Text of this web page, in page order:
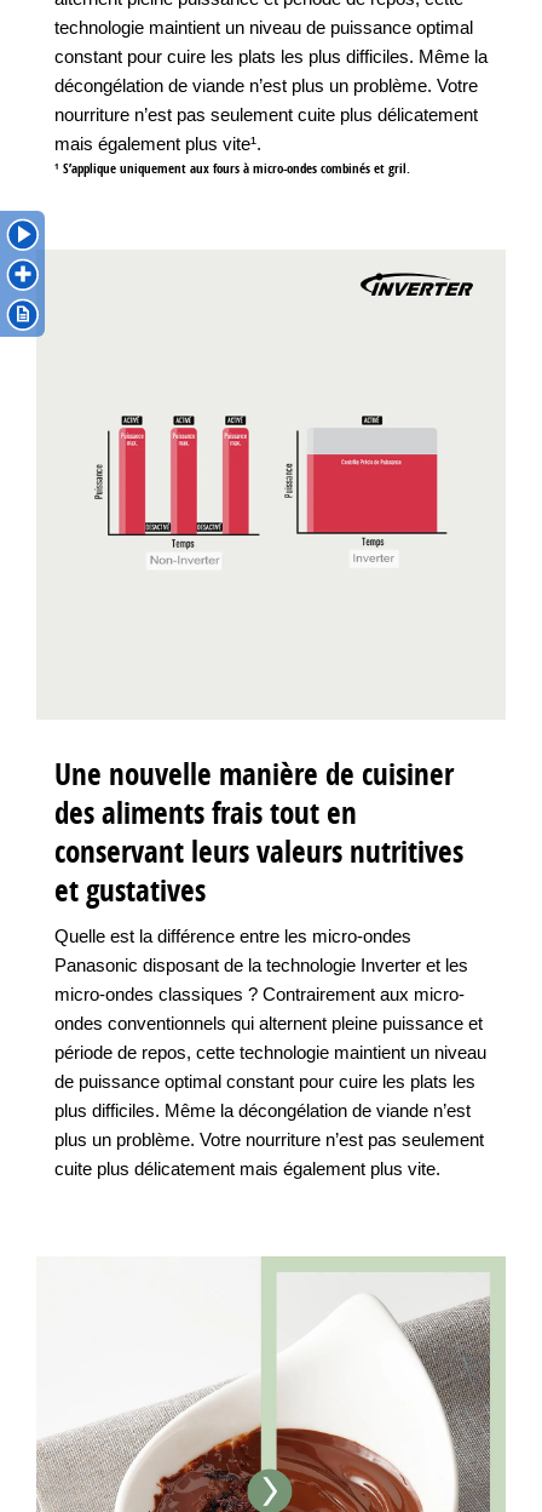
technologie maintient un niveau de puissance optimal
constant pour cuire les plats les plus difficiles. Même la
décongélation de viande n’est plus un problème. Votre
nourriture n’est pas seulement cuite plus délicatement
mais également plus vite¹.
¹ S’applique uniquement aux fours à micro-ondes combinés et gril.
Une nouvelle manière de cuisiner
des aliments frais tout en
conservant leurs valeurs nutritives
et gustatives
Quelle est la différence entre les micro-ondes
Panasonic disposant de la technologie Inverter et les
micro-ondes classiques ? Contrairement aux micro-
ondes conventionnels qui alternent pleine puissance et
période de repos, cette technologie maintient un niveau
de puissance optimal constant pour cuire les plats les
plus difficiles. Même la décongélation de viande n’est
plus un problème. Votre nourriture n’est pas seulement
cuite plus délicatement mais également plus vite.